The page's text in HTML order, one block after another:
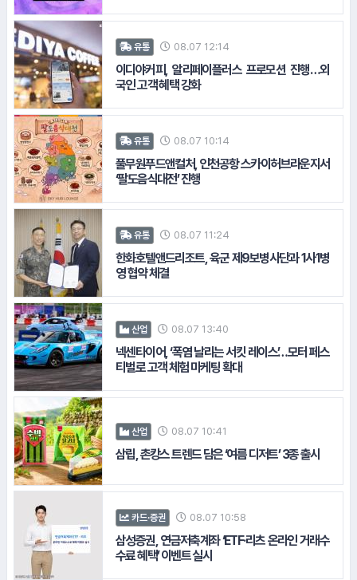
유통 08.07 12:14
이디야커피, 알리페이플러스 프로모션 진행…외
국인 고객 혜택 강화
유통 08.07 10:14
풀무원푸드앤컬처, 인천공항 스카이허브라운지서
‘팔도음식대전’ 진행
유통 08.07 11:24
한화호텔앤드리조트, 육군 제9보병사단과 1사1병
영 협약 체결
산업 08.07 13:40
넥센타이어, ‘폭염 날리는 서킷 레이스’…모터 페스
티벌로 고객 체험 마케팅 확대
산업 08.07 10:41
삼립, 촌캉스 트렌드 담은 ‘여름 디저트’ 3종 출시
카드·증권 08.07 10:58
삼성증권, 연금저축계좌 ‘ETF·리츠 온라인 거래수
수료 혜택’ 이벤트 실시
#신협중앙회